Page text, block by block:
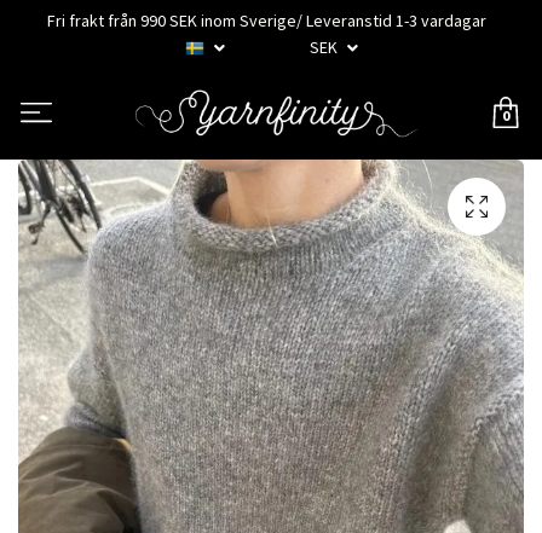
Fri frakt från 990 SEK inom Sverige/ Leveranstid 1-3 vardagar
SEK
0